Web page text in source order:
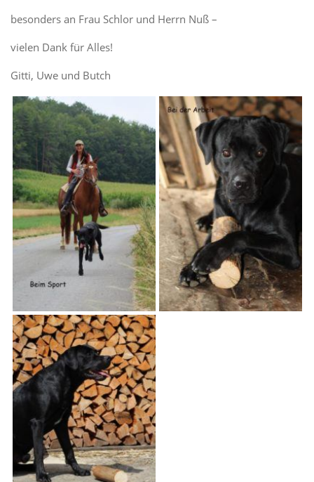
besonders an Frau Schlor und Herrn Nuß –
vielen Dank für Alles!
Gitti, Uwe und Butch